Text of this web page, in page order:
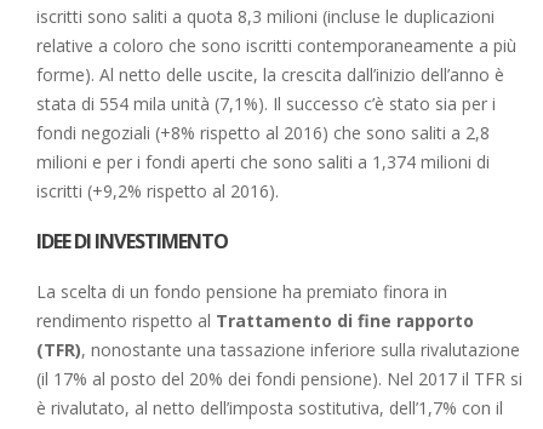
iscritti sono saliti a quota 8,3 milioni (incluse le duplicazioni
relative a coloro che sono iscritti contemporaneamente a più
forme). Al netto delle uscite, la crescita dall’inizio dell’anno è
stata di 554 mila unità (7,1%). Il successo c’è stato sia per i
fondi negoziali (+8% rispetto al 2016) che sono saliti a 2,8
milioni e per i fondi aperti che sono saliti a 1,374 milioni di
iscritti (+9,2% rispetto al 2016).
IDEE DI INVESTIMENTO
La scelta di un fondo pensione ha premiato finora in
rendimento rispetto al Trattamento di fine rapporto
(TFR), nonostante una tassazione inferiore sulla rivalutazione
(il 17% al posto del 20% dei fondi pensione). Nel 2017 il TFR si
è rivalutato, al netto dell’imposta sostitutiva, dell’1,7% con il